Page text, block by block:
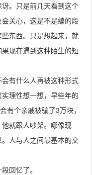
。只是前几天看到这个
关心，这是不是编的段
东西。只是想起来，就
现在遇到这种陌生的短
有什么人再被这种形式
理性想一想，早些年的
有个亲戚被骗了3万块，
就跟人吵架。哪像现
人与人之间最基本的交
回忆了。